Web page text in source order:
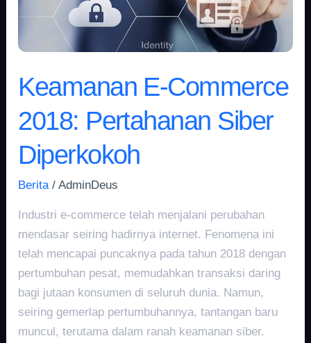
Keamanan E-Commerce
2018: Pertahanan Siber
Diperkokoh
Berita/AdminDeus
Industri e-commerce telah menjalani perubahan
mendasar seiring hadirnya internet. Fenomena ini
telah mencapai puncaknya pada tahun 2018 dengan
pertumbuhan pesat, memudahkan transaksi daring
bagi jutaan konsumen di seluruh dunia. Namun,
seiring gemerlap pertumbuhannya, tantangan baru
muncul, terutama dalam ranah keamanan siber.
Diperkokoh